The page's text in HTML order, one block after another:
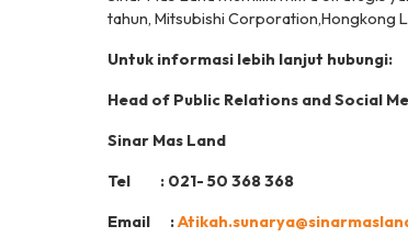
tahun, Mitsubishi Corporation,Hongkong
Untuk informasi lebih lanjut hubungi:
Head of Public Relations and Social
Sinar Mas Land
Tel : 021- 50 368 368
Email :